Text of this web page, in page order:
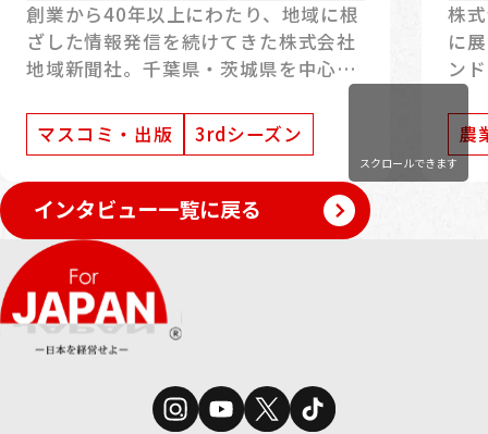
創業から40年以上にわたり、地域に根
ざした情報発信を続けてきた株式会社
地域新聞社。千葉県・茨城県を中心に
フリーペーパーを配布し、地域住民と
事業者をつなぐ役割を担ってきまし
た。近年では、その基盤を活かした新
たな構想や取り組みにも注目が集まっ
ています。本記事では、代表取締役社
長の細谷佳津年氏に、事業の特徴や理
念、そして今後の展望について伺いま
した。
マスコミ・出版 3rdシーズン
株
に
ン
の
い
今
事
農
スクロールできます
インタビュー一覧に戻る